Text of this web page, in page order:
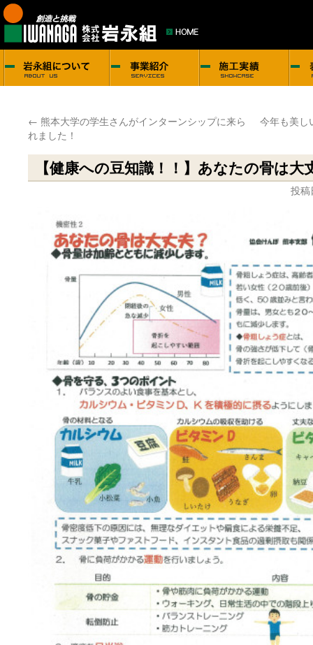
← 熊本大学の学生さんがインターンシップに来ら
れました！
今年も美し
【健康への豆知識！！】あなたの骨は大
投稿